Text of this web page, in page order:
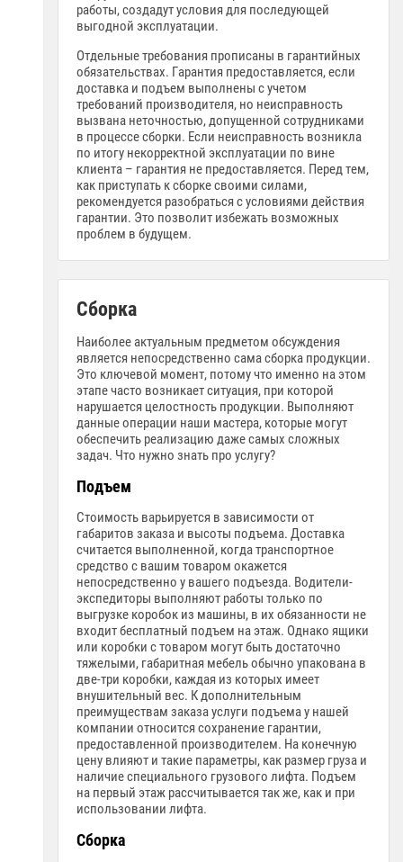
работы, создадут условия для последующей
выгодной эксплуатации.
Отдельные требования прописаны в гарантийных
обязательствах. Гарантия предоставляется, если
доставка и подъем выполнены с учетом
требований производителя, но неисправность
вызвана неточностью, допущенной сотрудниками
в процессе сборки. Если неисправность возникла
по итогу некорректной эксплуатации по вине
клиента – гарантия не предоставляется. Перед тем,
как приступать к сборке своими силами,
рекомендуется разобраться с условиями действия
гарантии. Это позволит избежать возможных
проблем в будущем.
Сборка
Наиболее актуальным предметом обсуждения
является непосредственно сама сборка продукции.
Это ключевой момент, потому что именно на этом
этапе часто возникает ситуация, при которой
нарушается целостность продукции. Выполняют
данные операции наши мастера, которые могут
обеспечить реализацию даже самых сложных
задач. Что нужно знать про услугу?
Подъем
Стоимость варьируется в зависимости от
габаритов заказа и высоты подъема. Доставка
считается выполненной, когда транспортное
средство с вашим товаром окажется
непосредственно у вашего подъезда. Водители-
экспедиторы выполняют работы только по
выгрузке коробок из машины, в их обязанности не
входит бесплатный подъем на этаж. Однако ящики
или коробки с товаром могут быть достаточно
тяжелыми, габаритная мебель обычно упакована в
две-три коробки, каждая из которых имеет
внушительный вес. К дополнительным
преимуществам заказа услуги подъема у нашей
компании относится сохранение гарантии,
предоставленной производителем. На конечную
цену влияют и такие параметры, как размер груза и
наличие специального грузового лифта. Подъем
на первый этаж рассчитывается так же, как и при
использовании лифта.
Сборка